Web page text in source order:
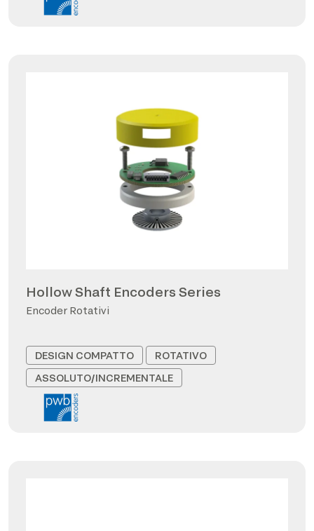
Hollow Shaft Encoders Series
Encoder Rotativi
DESIGN COMPATTO
ROTATIVO
ASSOLUTO/INCREMENTALE